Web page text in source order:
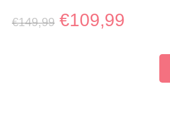
€149,99 €109,99